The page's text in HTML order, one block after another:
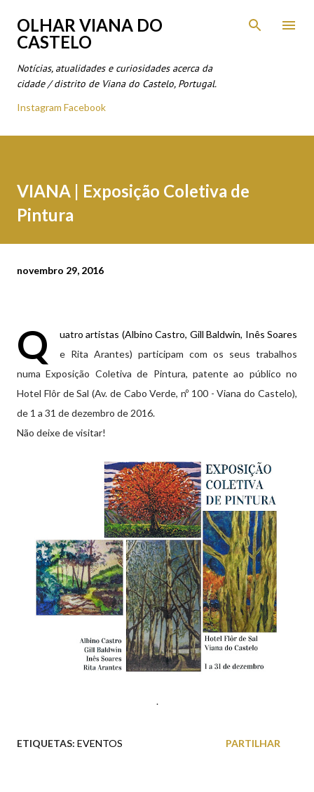
Avançar para o conteúdo principal
OLHAR VIANA DO
CASTELO
Notícias, atualidades e curiosidades acerca da
cidade / distrito de Viana do Castelo, Portugal.
Instagram Facebook
VIANA | Exposição Coletiva de
Pintura
novembro 29, 2016
Q
uatro artistas (Albino Castro, Gill Baldwin, Inês Soares
e Rita Arantes) participam com os seus trabalhos
numa Exposição Coletiva de Pintura, patente ao público no
Hotel Flôr de Sal (Av. de Cabo Verde, nº 100 - Viana do Castelo),
de 1 a 31 de dezembro de 2016.
Não deixe de visitar!
.
ETIQUETAS: EVENTOS PARTILHAR